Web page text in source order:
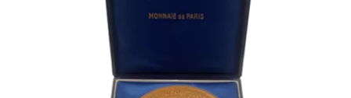
AJOUTER AU PANIER
/